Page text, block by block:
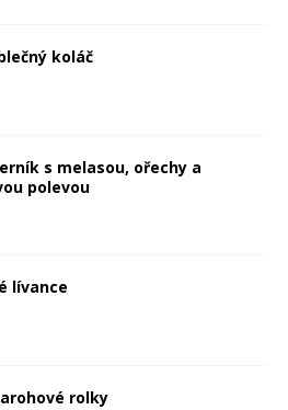
koláč
s melasou, ořechy a
polevou
lívance
rolky